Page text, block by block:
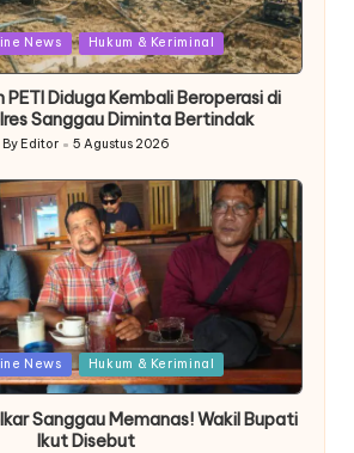
News Hukum & Keriminal
PETI Diduga Kembali Beroperasi di
Sanggau Diminta Bertindak
Posted
By Editor 5 Agustus 2026
News Hukum & Keriminal
Sanggau Memanas! Wakil Bupati
Ikut Disebut